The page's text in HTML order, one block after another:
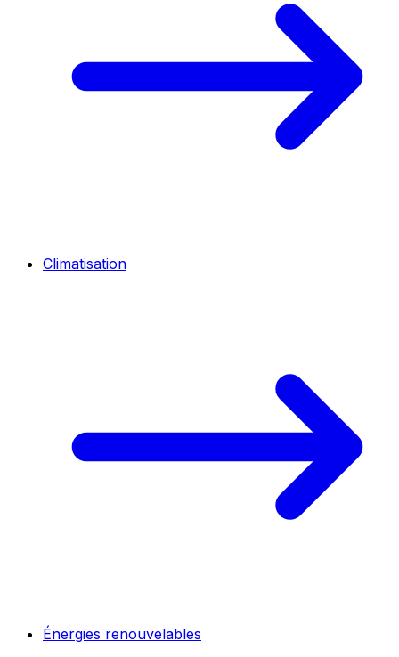
Climatisation
Énergies renouvelables